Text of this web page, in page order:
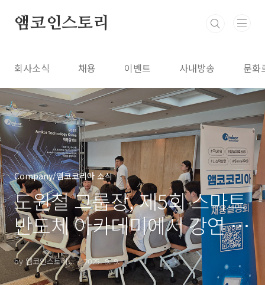
앰코인스토리
회사소식 채용 이벤트 사내방송 문화
Company/앰코코리아 소식
도원철 그룹장, 제5회 스마트
반도체 아카데미에서 강연 펼
쳐
by 앰코인스토리.. 2025. 9. 9.